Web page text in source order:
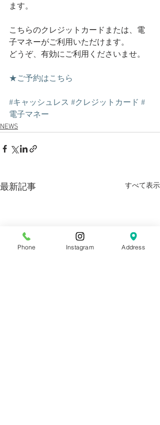
ます。
こちらのクレジットカードまたは、電
子マネーがご利用いただけます。
どうぞ、有効にご利用くださいませ。
★ご予約はこちら
#キャッシュレス #クレジットカード #
電子マネー
NEWS
最新記事 すべて表示
Phone Instagram Address